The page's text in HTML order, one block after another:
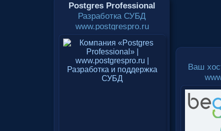
Postgres Professional
Разработка СУБД
www.postgrespro.ru
Ваш